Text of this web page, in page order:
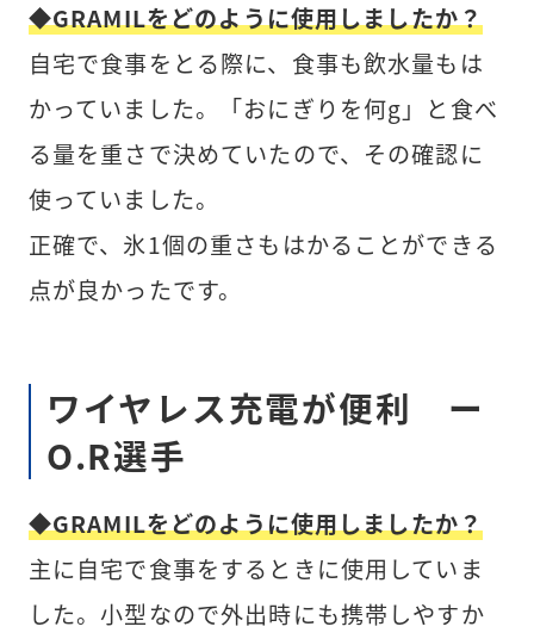
◆GRAMILをどのように使用しましたか？
自宅で食事をとる際に、食事も飲水量もは
かっていました。「おにぎりを何g」と食べ
る量を重さで決めていたので、その確認に
使っていました。
正確で、氷1個の重さもはかることができる
点が良かったです。
ワイヤレス充電が便利 ー
O.R選手
◆GRAMILをどのように使用しましたか？
主に自宅で食事をするときに使用していま
した。小型なので外出時にも携帯しやすか